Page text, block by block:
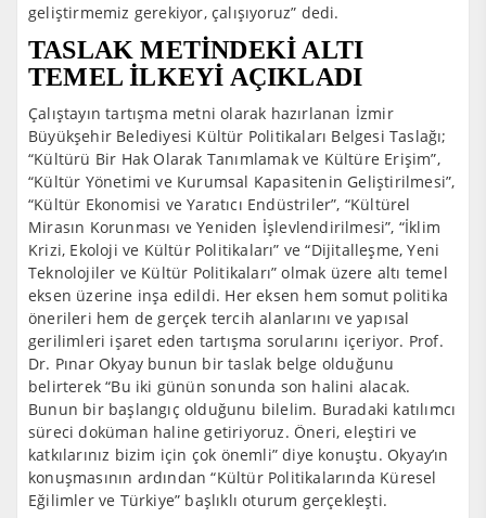
geliştirmemiz gerekiyor, çalışıyoruz” dedi.
TASLAK METİNDEKİ ALTI
TEMEL İLKEYİ AÇIKLADI
Çalıştayın tartışma metni olarak hazırlanan İzmir
Büyükşehir Belediyesi Kültür Politikaları Belgesi Taslağı;
“Kültürü Bir Hak Olarak Tanımlamak ve Kültüre Erişim”,
“Kültür Yönetimi ve Kurumsal Kapasitenin Geliştirilmesi”,
“Kültür Ekonomisi ve Yaratıcı Endüstriler”, “Kültürel
Mirasın Korunması ve Yeniden İşlevlendirilmesi”, “İklim
Krizi, Ekoloji ve Kültür Politikaları” ve “Dijitalleşme, Yeni
Teknolojiler ve Kültür Politikaları” olmak üzere altı temel
eksen üzerine inşa edildi. Her eksen hem somut politika
önerileri hem de gerçek tercih alanlarını ve yapısal
gerilimleri işaret eden tartışma sorularını içeriyor. Prof.
Dr. Pınar Okyay bunun bir taslak belge olduğunu
belirterek “Bu iki günün sonunda son halini alacak.
Bunun bir başlangıç olduğunu bilelim. Buradaki katılımcı
süreci doküman haline getiriyoruz. Öneri, eleştiri ve
katkılarınız bizim için çok önemli” diye konuştu. Okyay’ın
konuşmasının ardından “Kültür Politikalarında Küresel
Eğilimler ve Türkiye” başlıklı oturum gerçekleşti.